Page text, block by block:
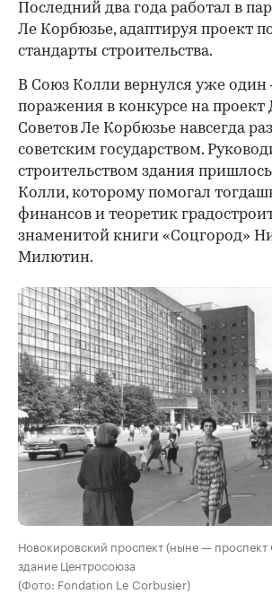
Последний два года работал в
Ле Корбюзье, адаптируя проект
стандарты строительства.
В Союз Колли вернулся уже один
поражения в конкурсе на проект
Советов Ле Корбюзье навсегда
советским государством.
строительством здания
Колли, которому помогал
финансов и теоретик
знаменитой книги «Соцгород»
Милютин.
Новокировский проспект (ныне — проспект
здание Центросоюза
(Фото: Fondation Le Corbusier)